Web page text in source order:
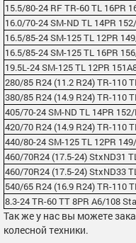
15.5/80-24 RF TR-60 TL 16PR
16.0/70-24 SM-ND TL 14PR
16.5/85-24 SM-125 TL 12PR
16.5/85-24 SM-125 TL 16PR
19.5L-24 SM-125 TL 12PR
280/85 R24 (11.2 R24) TR-110
380/85 R24 (14.9 R24) TR-110
405/70-24 SM-ND TL 14PR
420/70 R24 (14.9 R24) TR-110
440/80-24 SM-125 TL 12PR
460/70R24 (17.5-24) StxND31
460/70R24 (17.5-24) StxND33
540/65 R24 (16.9 R24) TR-110
8.3-24 TR-60 TT 8PR A6/108
Так же у нас вы можете
колесной техники.